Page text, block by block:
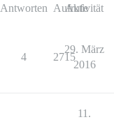
Antworten Aufrufe
Aktivität
4 2715
29. März
2016
11.